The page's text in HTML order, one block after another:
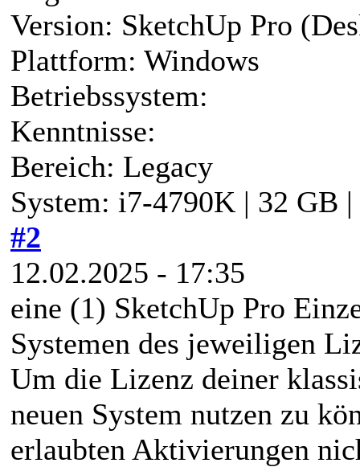
Version: SketchUp Pro
Plattform: Windows
Betriebssystem:
Kenntnisse:
Bereich: Legacy
System: i7-4790K | 32 GB
#2
12.02.2025 - 17:35
eine (1) SketchUp Pro
Systemen des jeweiligen
Um die Lizenz deiner
neuen System nutzen zu
erlaubten Aktivierungen